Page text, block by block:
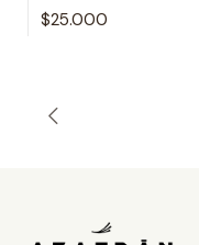
$25.000